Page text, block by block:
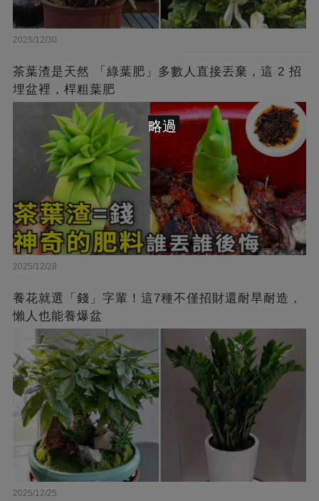
2025/12/30
茶葉渣是天然 「綠葉肥」多數人直接丟棄，這 2 招
埋盆裡，桿粗葉肥
2025/12/28
養花就選「錢」字輩！這7種不僅招財還耐旱耐造，
懶人也能養爆盆
2025/12/25
略過